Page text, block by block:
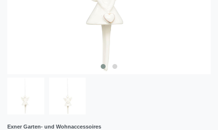
Exner Garten- und Wohnaccessoires